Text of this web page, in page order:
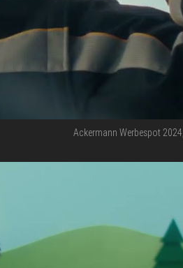
Ackermann Werbespot